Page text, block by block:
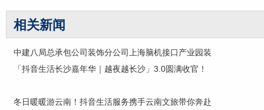
相关新闻
中建八局总承包公司装饰分公司上海脑机接口产业园装
「抖音生活长沙嘉年华｜越夜越长沙」3.0圆满收官！
冬日暖暖游云南！抖音生活服务携手云南文旅带你奔赴